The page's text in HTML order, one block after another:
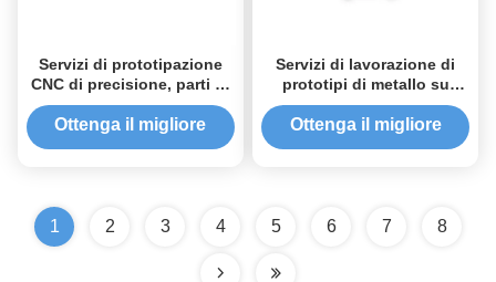
Servizi di prototipazione
CNC di precisione, parti di
prototipazione rapida con
diversi trattamenti termici
Ottenga il migliore
Servizi di lavorazione di
prototipi di metallo su
misura lucidatura di
specchi finiti anodizzati
Ottenga il migliore
1 2 3 4 5 6 7 8